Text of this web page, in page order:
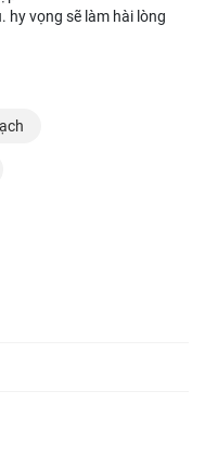
hy vọng sẽ làm hài lòng